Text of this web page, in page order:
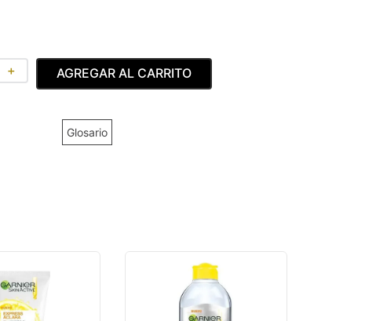
＋ AGREGAR AL CARRITO
Glosario